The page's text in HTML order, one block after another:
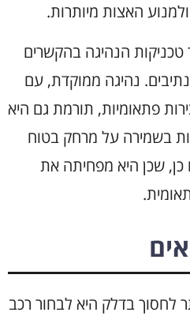
האצות מיותרות.
טכניקות הנהיגה בהקשרים
נתיבים. נהיגה ממוקדת, עם
פתאומיות, תורמת גם היא
בשמירה על מרחק בטוח
שכן היא מפחיתה את
לחסוך בדלק היא לבחור רכב